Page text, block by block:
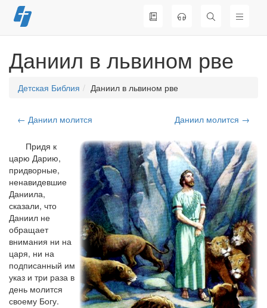
Перейти
к
Даниил в львином рве
Детская Библия Даниил в львином рве
← Даниил молится Даниил молится →
Придя к
царю Дарию,
придворные,
ненавидевшие
Даниила,
сказали, что
Даниил не
обращает
внимания ни на
царя, ни на
подписанный им
указ и три раза в
день молится
своему Богу.